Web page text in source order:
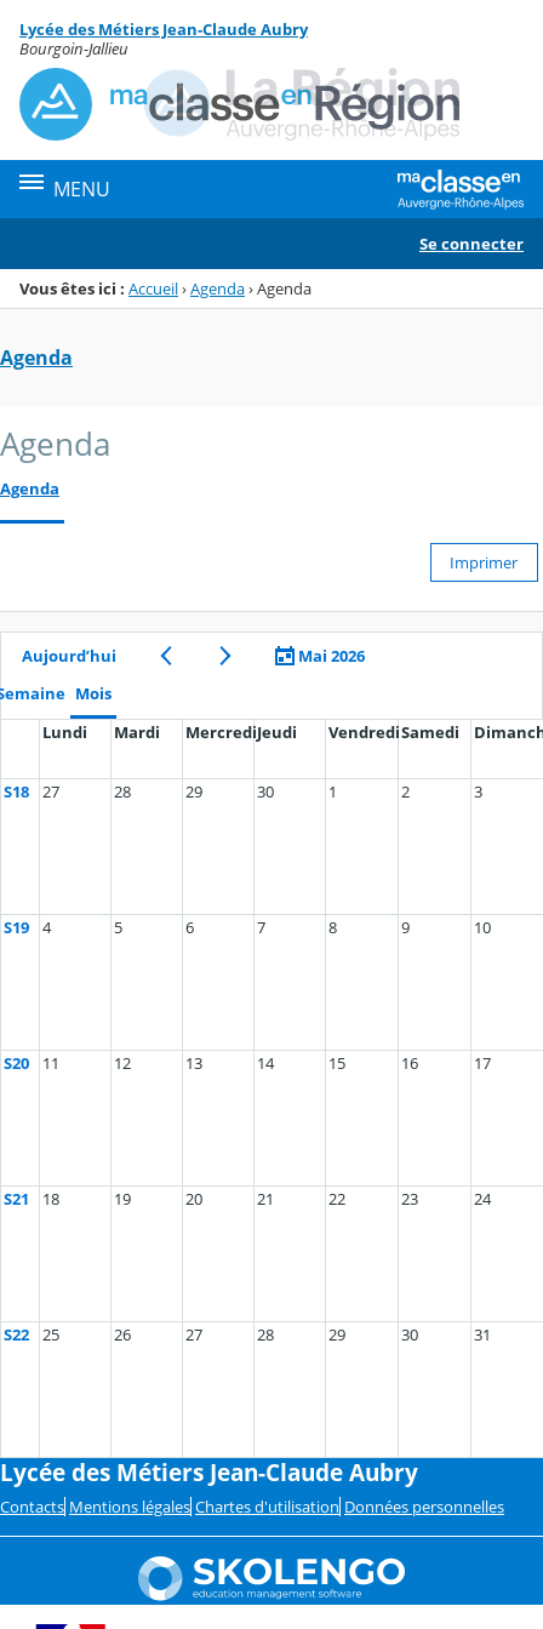
Menu de la rubrique
Contenu
Lycée des Métiers Jean-Claude Aubry
Bourgoin-Jallieu
MENU
Se connecter
Vous êtes ici : Accueil›Agenda›Agenda
Agenda
Agenda
Agenda
Imprimer
Aujourd’hui
Mai 2026
Mois
Lundi
Mardi MercrediJeudi VendrediSamedi
S18 27 28 29 30 1 2 3
S19 4 5 6 7 8 9 10
S20 11 12 13 14 15 16 17
S21 18 19 20 21 22 23 24
S22 25 26 27 28 29 30 31
Lycée des Métiers Jean-Claude Aubry
Contacts Mentions légales Chartes d'utilisation Données personnelles